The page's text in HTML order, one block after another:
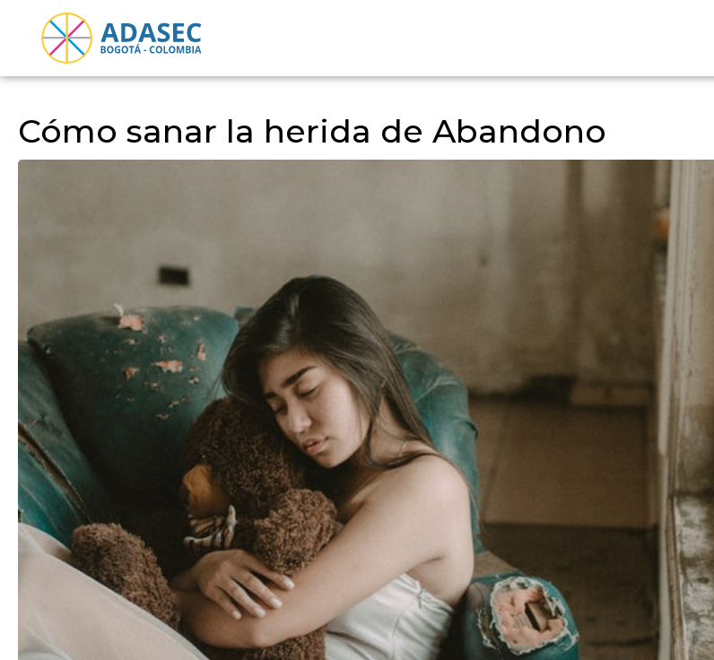
Cómo sanar la herida de Abandono